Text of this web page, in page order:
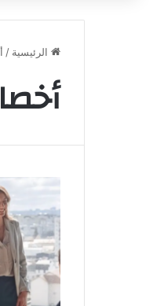
الرئيسية /